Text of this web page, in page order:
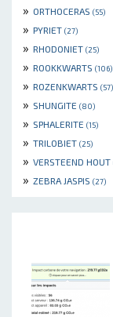
» ORTHOCERAS (55)
» PYRIET (27)
» RHODONIET (25)
» ROOKKWARTS (106)
» ROZENKWARTS (57)
» SHUNGITE (80)
» SPHALERITE (15)
» TRILOBIET (25)
» VERSTEEND HOUT
» ZEBRA JASPIS (27)